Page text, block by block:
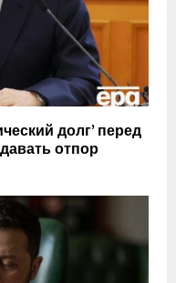
долг’ перед
отпор